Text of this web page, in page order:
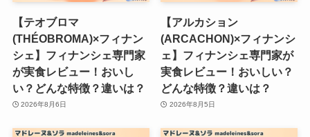
【テオブロマ
(THÉOBROMA)×フィナン
シェ】フィナンシェ専門家
が実食レビュー！おいし
い？どんな特徴？違いは？
2026年8月6日
【アルカション
(ARCACHON)×フィナンシ
ェ】フィナンシェ専門家が
実食レビュー！おいしい？
どんな特徴？違いは？
2026年8月5日